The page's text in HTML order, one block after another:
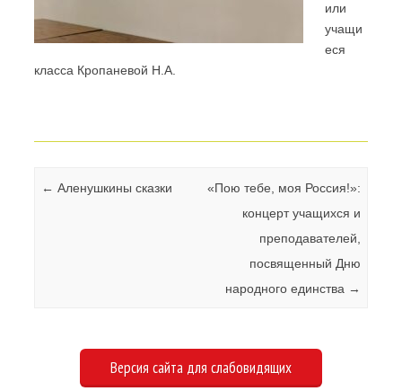
или
учащи
еся
класса Кропаневой Н.А.
Навигация по записям
← Аленушкины сказки
«Пою тебе, моя Россия!»:
концерт учащихся и
преподавателей,
посвященный Дню
народного единства →
Версия сайта для слабовидящих